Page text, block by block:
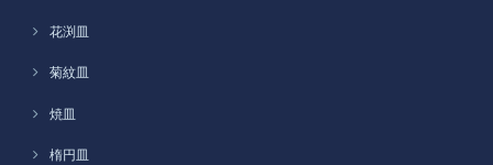
花渕皿
菊紋皿
焼皿
楕円皿